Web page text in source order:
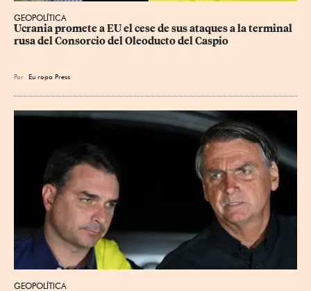
GEOPOLÍTICA
Ucrania promete a EU el cese de sus ataques a la terminal
rusa del Consorcio del Oleoducto del Caspio
Por Eu ropa Press
GEOPOLÍTICA